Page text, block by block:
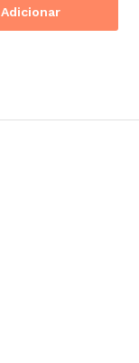
Adicionar